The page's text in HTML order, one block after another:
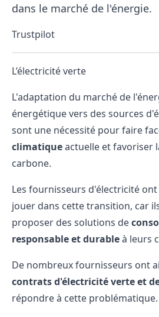
dans le marché de l'énergie.
Trustpilot
L’électricité verte
L'adaptation du marché de
énergétique vers des sources
sont une nécessité pour faire
climatiqueactuelle et favoriser
carbone.
Les fournisseurs d'électricité
jouer dans cette transition, car
proposer des solutions de
responsable et durableà leurs
De nombreux fournisseurs ont
contrats d'électricité verteet
répondre à cette problématique.